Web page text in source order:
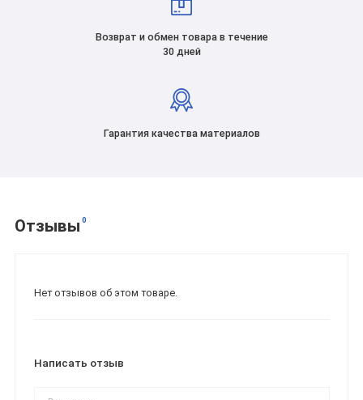
Возврат и обмен товара в течение
30 дней
Гарантия качества материалов
Отзывы 0
Нет отзывов об этом товаре.
Написать отзыв